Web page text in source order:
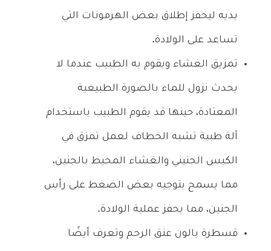
يديه ليحفز إطلاق بعض الهرمونات التي
تساعد على الولادة.
تمزيق الغشاء ويقوم به الطبيب عندما لا
يحدث نزول للماء بالصورة الطبيعية
المعتادة، حينها قد يقوم الطبيب باستخدام
آلة طبية تشبه الخطاف لعمل تمزق في
الكيس الجنيني والغشاء المحيط بالجنين،
مما يسمح بتوجيه بعض الضغط على رأس
الجنين، مما يحفز عملية الولادة.
قسطرة بالون عنق الرحم وتعرف أيضًا